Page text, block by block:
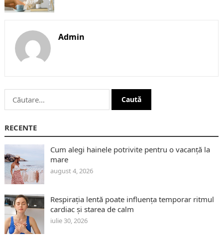
Admin
Caută
după:
RECENTE
Cum alegi hainele potrivite pentru o vacanță la
mare
august 4, 2026
Respirația lentă poate influența temporar ritmul
cardiac și starea de calm
iulie 30, 2026